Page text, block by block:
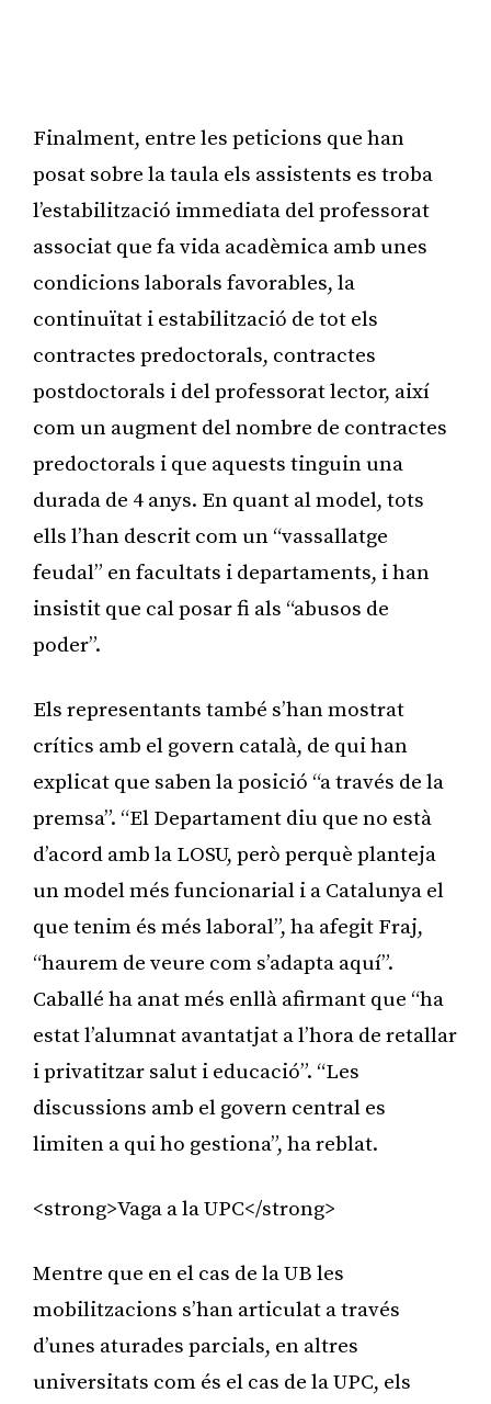
Finalment, entre les peticions que han
posat sobre la taula els assistents es troba
l’estabilització immediata del professorat
associat que fa vida acadèmica amb unes
condicions laborals favorables, la
continuïtat i estabilització de tot els
contractes predoctorals, contractes
postdoctorals i del professorat lector, així
com un augment del nombre de contractes
predoctorals i que aquests tinguin una
durada de 4 anys. En quant al model, tots
ells l’han descrit com un “vassallatge
feudal” en facultats i departaments, i han
insistit que cal posar fi als “abusos de
poder”.
Els representants també s’han mostrat
crítics amb el govern català, de qui han
explicat que saben la posició “a través de la
premsa”. “El Departament diu que no està
d’acord amb la LOSU, però perquè planteja
un model més funcionarial i a Catalunya el
que tenim és més laboral”, ha afegit Fraj,
“haurem de veure com s’adapta aquí”.
Caballé ha anat més enllà afirmant que “ha
estat l’alumnat avantatjat a l’hora de retallar
i privatitzar salut i educació”. “Les
discussions amb el govern central es
limiten a qui ho gestiona”, ha reblat.
<strong>Vaga a la UPC</strong>
Mentre que en el cas de la UB les
mobilitzacions s’han articulat a través
d’unes aturades parcials, en altres
universitats com és el cas de la UPC, els